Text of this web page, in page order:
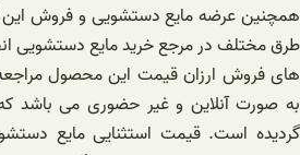
همچنین عرضه مایع دستشویی و فروش این
طرق مختلف در مرجع خرید مایع دستشویی
های فروش ارزان قیمت این محصول
به صورت آنلاین و غیر حضوری می
گردیده است. قیمت استثنایی مایع